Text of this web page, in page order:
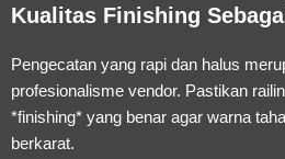
Kualitas Finishing
Pengecatan yang rapi dan halus
profesionalisme vendor. Pastikan
*finishing* yang benar agar warna
berkarat.